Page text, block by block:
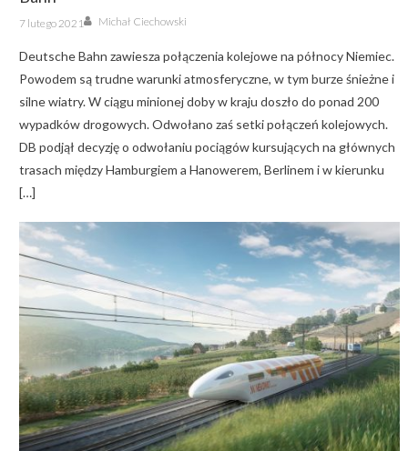
Posted
on
7 lutego 2021 Author
Michał Ciechowski
Deutsche Bahn zawiesza połączenia kolejowe na północy Niemiec.
Powodem są trudne warunki atmosferyczne, w tym burze śnieżne i
silne wiatry. W ciągu minionej doby w kraju doszło do ponad 200
wypadków drogowych. Odwołano zaś setki połączeń kolejowych.
DB podjął decyzję o odwołaniu pociągów kursujących na głównych
trasach między Hamburgiem a Hanowerem, Berlinem i w kierunku
[…]